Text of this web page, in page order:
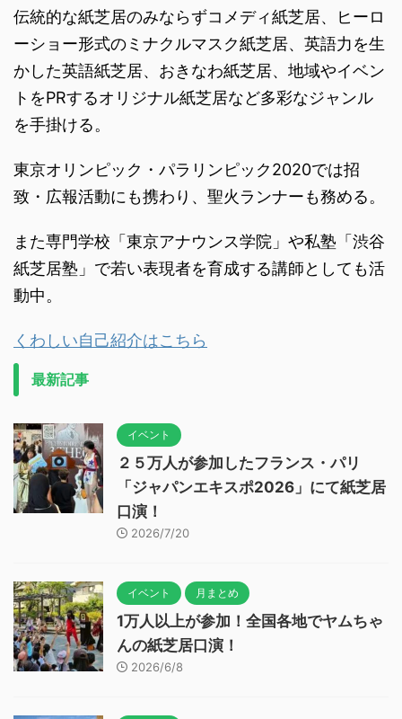
伝統的な紙芝居のみならずコメディ紙芝居、ヒーロ
ーショー形式のミナクルマスク紙芝居、英語力を生
かした英語紙芝居、おきなわ紙芝居、地域やイベン
トをPRするオリジナル紙芝居など多彩なジャンル
を手掛ける。
東京オリンピック・パラリンピック2020では招
致・広報活動にも携わり、聖火ランナーも務める。
また専門学校「東京アナウンス学院」や私塾「渋谷
紙芝居塾」で若い表現者を育成する講師としても活
動中。
くわしい自己紹介はこちら
最新記事
イベント
２５万人が参加したフランス・パリ
「ジャパンエキスポ2026」にて紙芝居
口演！
2026/7/20
イベント 月まとめ
1万人以上が参加！全国各地でヤムちゃ
んの紙芝居口演！
2026/6/8